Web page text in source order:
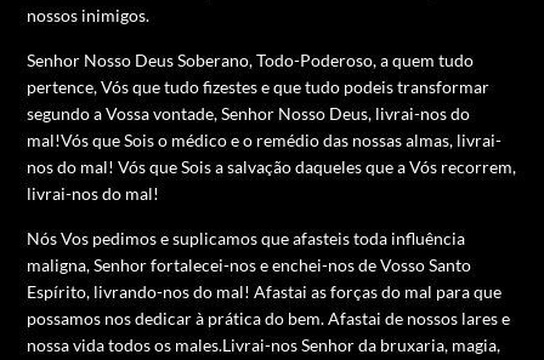
nossos inimigos.
Senhor Nosso Deus Soberano, Todo-Poderoso, a quem tudo
pertence, Vós que tudo fizestes e que tudo podeis transformar
segundo a Vossa vontade, Senhor Nosso Deus, livrai-nos do
mal!Vós que Sois o médico e o remédio das nossas almas, livrai-
nos do mal! Vós que Sois a salvação daqueles que a Vós recorrem,
livrai-nos do mal!
Nós Vos pedimos e suplicamos que afasteis toda influência
maligna, Senhor fortalecei-nos e enchei-nos de Vosso Santo
Espírito, livrando-nos do mal! Afastai as forças do mal para que
possamos nos dedicar à prática do bem. Afastai de nossos lares e
nossa vida todos os males.Livrai-nos Senhor da bruxaria, magia,